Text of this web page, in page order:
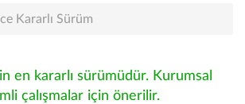
Kararlı Sürüm
en kararlı sürümüdür. Kurumsal
çalışmalar için önerilir.